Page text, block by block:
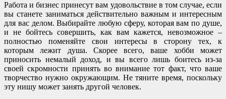
Работа и бизнес принесут вам удовольствие в том случае, если
вы станете заниматься действительно важным и интересным
для вас делом. Выбирайте любую сферу, которая вам по душе,
и не бойтесь совершить, как вам кажется, невозможное –
полностью поменяйте свои интересы в сторону тех, к
которым лежит душа. Скорее всего, ваше хобби может
приносить немалый доход, и вы всего лишь боитесь из-за
своей скромности принять во внимание тот факт, что ваше
творчество нужно окружающим. Не тяните время, поскольку
эту нишу может занять другой человек.